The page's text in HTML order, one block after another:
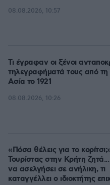
08.08.2026, 10:57
Τι έγραφαν οι ξένοι
τηλεγραφήματά τους από τη
Ασία το 1921
08.08.2026, 10:26
«Πόσα θέλεις για το
Τουρίστας στην Κρήτη ζητά...
να ασελγήσει σε ανήλικη, τι
καταγγέλλει ο ιδιοκτήτης